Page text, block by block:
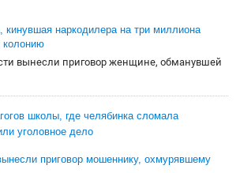
кинувшая наркодилера на три миллиона
колонию
вынесли приговор женщине, обманувшей
школы, где челябинка сломала
уголовное дело
приговор мошеннику, охмурявшему